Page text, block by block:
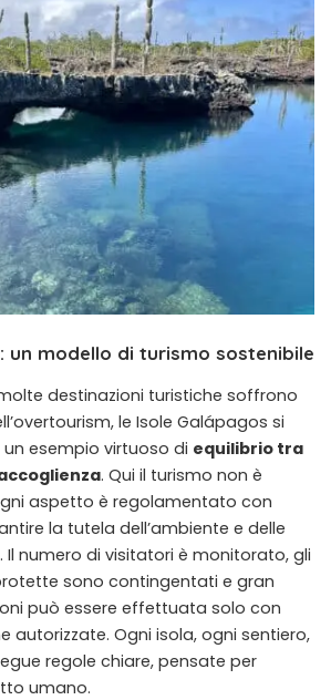
un modello di turismo sostenibile
destinazioni turistiche soffrono
le Isole Galápagos si
esempio virtuoso di equilibrio tra
. Qui il turismo non è
aspetto è regolamentato con
la tutela dell’ambiente e delle
Il numero di visitatori è monitorato, gli
sono contingentati e gran
può essere effettuata solo con
autorizzate. Ogni isola, ogni sentiero,
regole chiare, pensate per
umano.